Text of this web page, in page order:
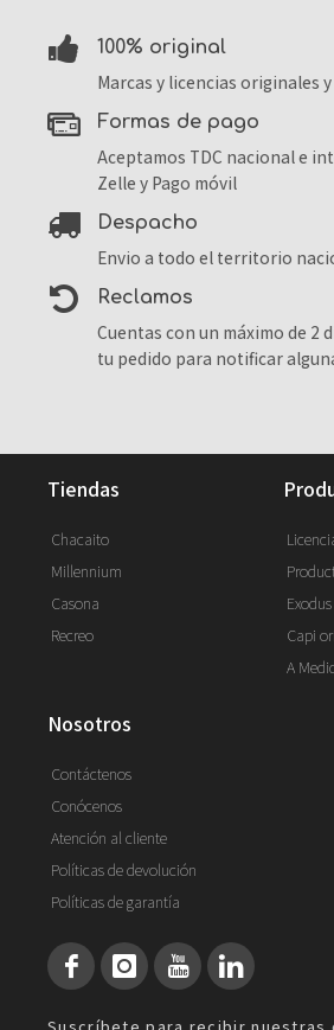
100% original
Marcas y licencias originales
formas de pago
Aceptamos TDC nacional e
Zelle y Pago móvil
despacho
Envio a todo el territorio
reclamos
Cuentas con un máximo de 2
tu pedido para notificar
tiendas
Chacaito
Millennium
Casona
Recreo
Capi
A
nosotros
Contáctenos
Conócenos
Atención al cliente
Políticas de devolución
Políticas de garantía